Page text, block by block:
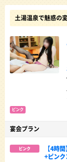
土湯温泉で魅惑の
ピンク
宴会プラン
ピンク
【4時
+ピン